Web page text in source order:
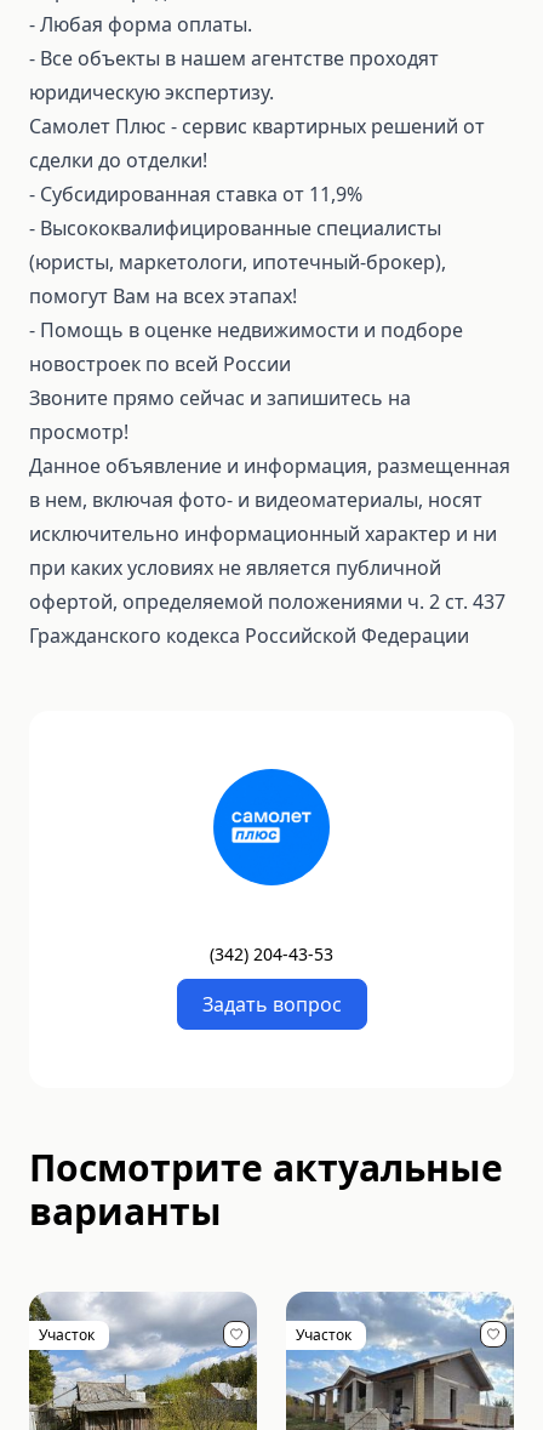
⁃ Любая форма оплаты.
⁃ Все объекты в нашем агентстве проходят
юридическую экспертизу.
Самолет Плюс - сервис квартирных решений от
сделки до отделки!
⁃ Субсидированная ставка от 11,9%
⁃ Высококвалифицированные специалисты
(юристы, маркетологи, ипотечный-брокер),
помогут Вам на всех этапах!
⁃ Помощь в оценке недвижимости и подборе
новостроек по всей России
Звоните прямо сейчас и запишитесь на
просмотр!
Данное объявление и информация, размещенная
в нем, включая фото- и видеоматериалы, носят
исключительно информационный характер и ни
при каких условиях не является публичной
офертой, определяемой положениями ч. 2 ст. 437
Гражданского кодекса Российской Федерации
(342) 204-43-53
Задать вопрос
Посмотрите актуальные
варианты
Участок Участок